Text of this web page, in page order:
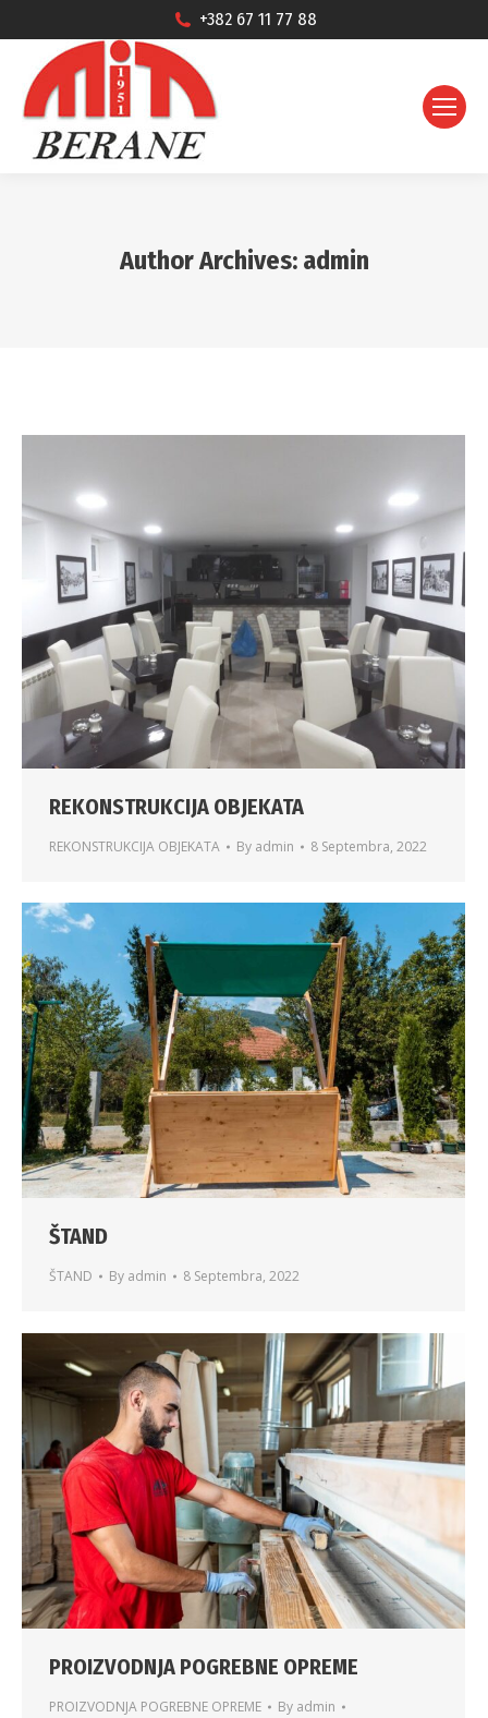
+382 67 11 77 88
Author Archives: admin
REKONSTRUKCIJA OBJEKATA
REKONSTRUKCIJA OBJEKATA By admin 8 Septembra, 2022
ŠTAND
ŠTAND By admin 8 Septembra, 2022
PROIZVODNJA POGREBNE OPREME
PROIZVODNJA POGREBNE OPREME By admin